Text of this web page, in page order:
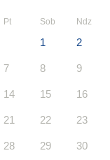
Pt Sob Ndz
1 2
7 8 9
14 15 16
21 22 23
28 29 30